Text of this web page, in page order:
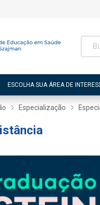
ESCOLHA SUA ÁREA DE
Especialização